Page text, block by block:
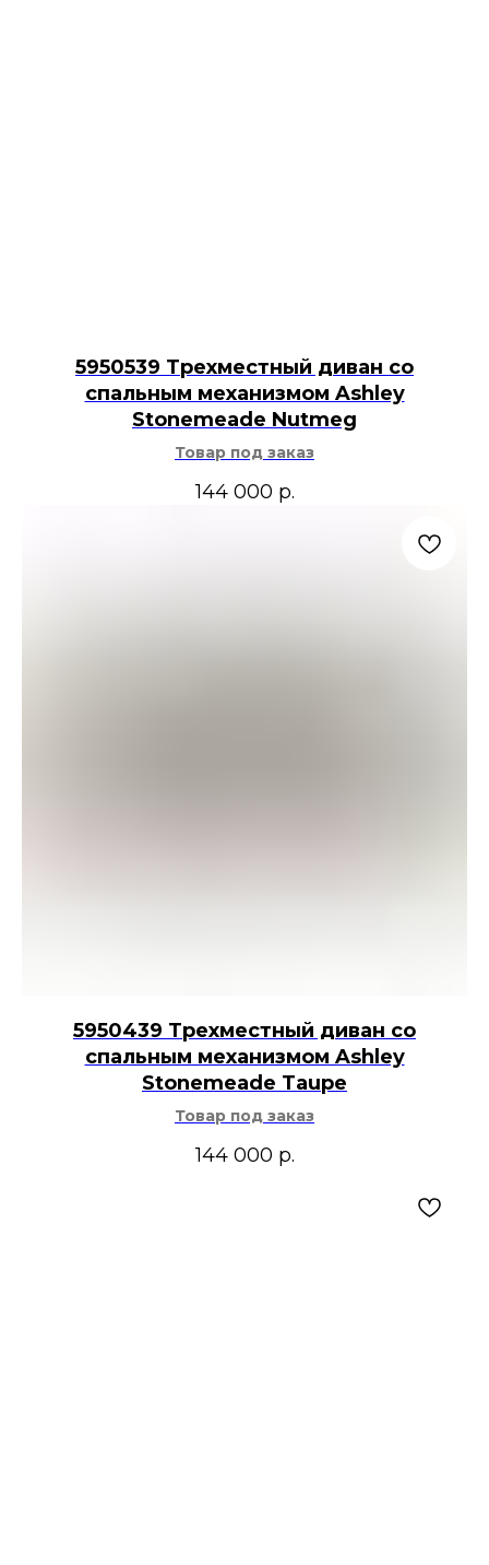
5950539 Трехместный диван со
спальным механизмом Ashley
Stonemeade Nutmeg
Товар под заказ
144 000 р.
5950439 Трехместный диван со
спальным механизмом Ashley
Stonemeade Taupe
Товар под заказ
144 000 р.